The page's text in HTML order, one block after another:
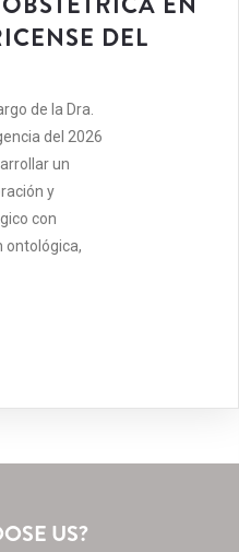
DEL
de la Dra.
del 2026
un
y
con
US?